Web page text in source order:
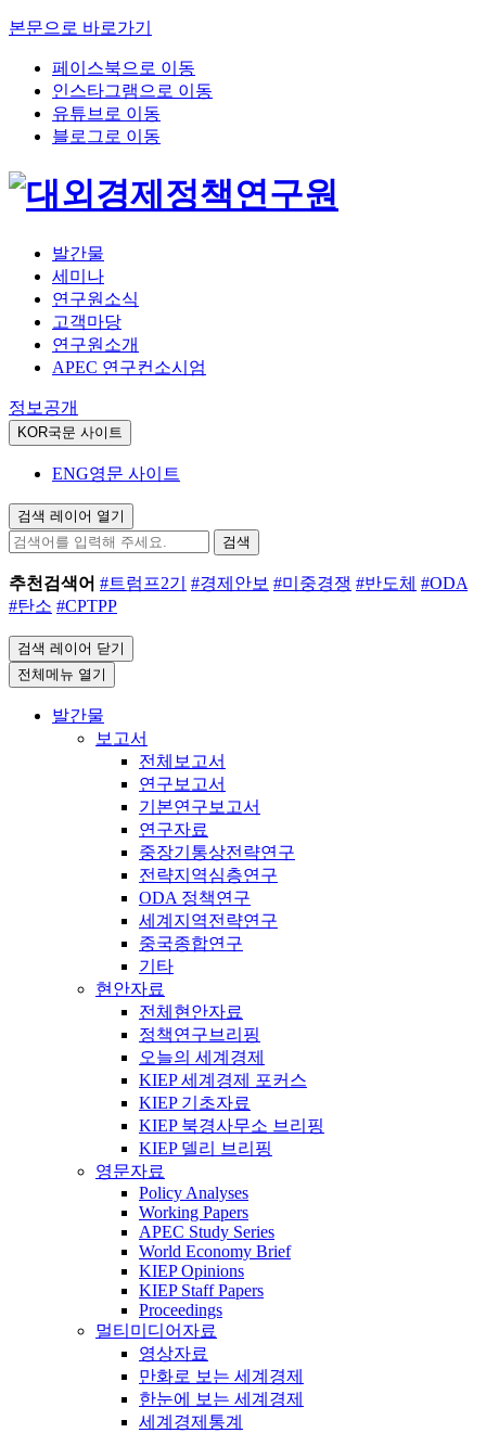
본문으로 바로가기
페이스북으로 이동
인스타그램으로 이동
유튜브로 이동
블로그로 이동
발간물
세미나
연구원소식
고객마당
연구원소개
APEC 연구컨소시엄
정보공개
KOR국문 사이트
ENG영문 사이트
검색 레이어 열기
검색
추천검색어 #트럼프2기 #경제안보 #미중경쟁 #반도체 #ODA
#탄소 #CPTPP
검색 레이어 닫기
전체메뉴 열기
발간물
보고서
전체보고서
연구보고서
기본연구보고서
연구자료
중장기통상전략연구
전략지역심층연구
ODA 정책연구
세계지역전략연구
중국종합연구
기타
현안자료
전체현안자료
정책연구브리핑
오늘의 세계경제
KIEP 세계경제 포커스
KIEP 기초자료
KIEP 북경사무소 브리핑
KIEP 델리 브리핑
영문자료
Policy Analyses
Working Papers
APEC Study Series
World Economy Brief
KIEP Opinions
KIEP Staff Papers
Proceedings
멀티미디어자료
영상자료
만화로 보는 세계경제
한눈에 보는 세계경제
세계경제통계